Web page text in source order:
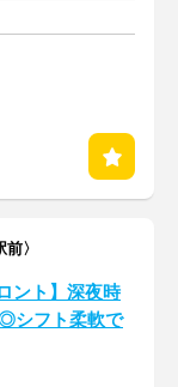
〉
ント】深夜時
シフト柔軟で